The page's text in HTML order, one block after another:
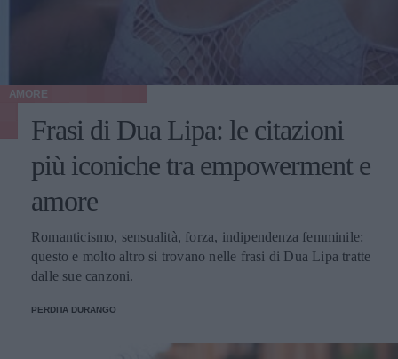
AMORE
Frasi di Dua Lipa: le citazioni
più iconiche tra empowerment e
amore
Romanticismo, sensualità, forza, indipendenza femminile:
questo e molto altro si trovano nelle frasi di Dua Lipa tratte
dalle sue canzoni.
PERDITA DURANGO